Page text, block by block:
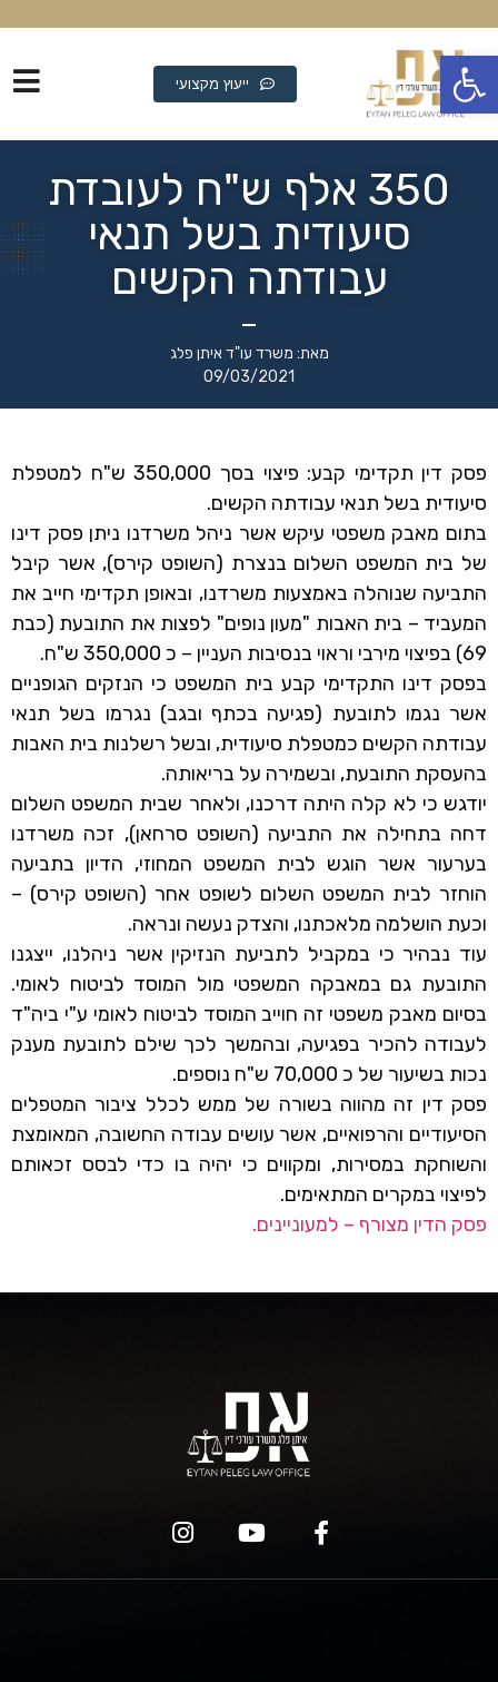
פתח סרגל נגישותייעוץ מקצועי
350 אלף ש"ח לעובדת
סיעודית בשל תנאי
עבודתה הקשים
מאת: משרד עו"ד איתן פלג
09/03/2021
פסק דין תקדימי קבע: פיצוי בסך 350,000 ש"ח למטפלת
סיעודית בשל תנאי עבודתה הקשים.
בתום מאבק משפטי עיקש אשר ניהל משרדנו ניתן פסק דינו
של בית המשפט השלום בנצרת (השופט קירס), אשר קיבל
התביעה שנוהלה באמצעות משרדנו, ובאופן תקדימי חייב את
המעביד – בית האבות "מעון נופים" לפצות את התובעת (כבת
69) בפיצוי מירבי וראוי בנסיבות העניין – כ 350,000 ש"ח.
בפסק דינו התקדימי קבע בית המשפט כי הנזקים הגופניים
אשר נגמו לתובעת (פגיעה בכתף ובגב) נגרמו בשל תנאי
עבודתה הקשים כמטפלת סיעודית, ובשל רשלנות בית האבות
בהעסקת התובעת, ובשמירה על בריאותה.
יודגש כי לא קלה היתה דרכנו, ולאחר שבית המשפט השלום
דחה בתחילה את התביעה (השופט סרחאן), זכה משרדנו
בערעור אשר הוגש לבית המשפט המחוזי, הדיון בתביעה
הוחזר לבית המשפט השלום לשופט אחר (השופט קירס) –
וכעת הושלמה מלאכתנו, והצדק נעשה ונראה.
עוד נבהיר כי במקביל לתביעת הנזיקין אשר ניהלנו, ייצגנו
התובעת גם במאבקה המשפטי מול המוסד לביטוח לאומי.
בסיום מאבק משפטי זה חוייב המוסד לביטוח לאומי ע"י ביה"ד
לעבודה להכיר בפגיעה, ובהמשך לכך שילם לתובעת מענק
נכות בשיעור של כ 70,000 ש"ח נוספים.
פסק דין זה מהווה בשורה של ממש לכלל ציבור המטפלים
הסיעודיים והרפואיים, אשר עושים עבודה החשובה, המאומצת
והשוחקת במסירות, ומקווים כי יהיה בו כדי לבסס זכאותם
לפיצוי במקרים המתאימים.
פסק הדין מצורף – למעוניינים.